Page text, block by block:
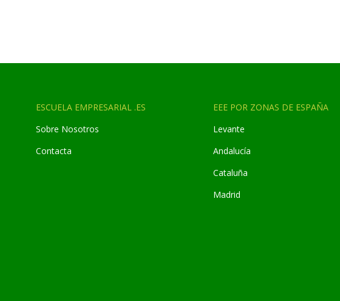
ESCUELA EMPRESARIAL .ES
Sobre Nosotros
Contacta
EEE POR ZONAS DE ESPAÑA
Levante
Andalucía
Cataluña
Madrid